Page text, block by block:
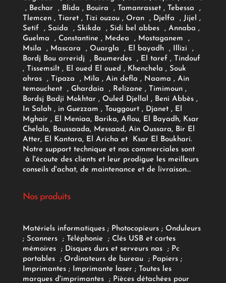
, Bechar , Blida , Bouira , Tamanrasset , Tebessa ,
Tlemcen , Tiaret , Tizi ouzou , Oran , Djelfa , Jijel ,
Setif , Saida , Skikda , Sidi bel abbes , Annaba ,
Guelma , Constantine , Medea , Mostaganem ,
Msila , Mascara , Ouargla , El bayadh , Illizi ,
Bordj Bou arreridj , Boumerdes , El taref , Tindouf
, Tissemsilt , El oued El oued , Khenchela , Souk
ahras , Tipaza , Mila , Ain defla , Naama , Ain
temouchent , Ghardaia , Relizane , Timimoun ,
Bordsj Badji Mokhtar , Ouled Djellal , Beni Abbès ,
In Salah , in Guezzam , Touggourt , Djanet , El
Mghair , El Meniaa, Barika, Aflou, El Bayadh, Ksar
Chelala, Boussaada, Messaad, Ain Oussara, Bir El
Atter, El Kantara, El Aricha et Ksar El Boukhari.
Notre support technique et nos commerciales sont
à l'écoute des clients et leur prodigue les meilleurs
conseils d'achat, de maintenance et de livraison...
Nos produits
Matériels informatiques; Photocopieurs; Onduleurs
; Scanners ; Téléphonie ; Clés USB et cartes
mémoires
; Disques durs et serveurs nas ; Pc
portables
; Ordinateurs de bureau ; Papiers;
Imprimantes;Imprimante laser; Toutes les
marques d'imprimantes
; Pièces détachées pour